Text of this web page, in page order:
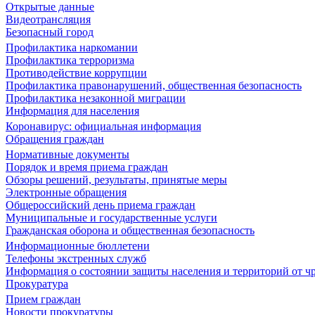
Открытые данные
Видеотрансляция
Безопасный город
Профилактика наркомании
Профилактика терроризма
Противодействие коррупции
Профилактика правонарушений, общественная безопасность
Профилактика незаконной миграции
Информация для населения
Коронавирус: официальная информация
Обращения граждан
Нормативные документы
Порядок и время приема граждан
Обзоры решений, результаты, принятые меры
Электронные обращения
Общероссийский день приема граждан
Муниципальные и государственные услуги
Гражданская оборона и общественная безопасность
Информационные бюллетени
Телефоны экстренных служб
Информация о состоянии защиты населения и территорий от
Прокуратура
Прием граждан
Новости прокуратуры